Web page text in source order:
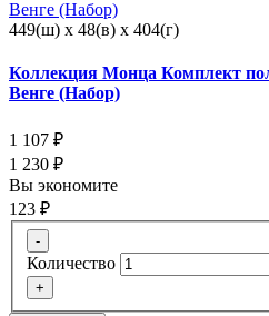
449(ш) x 48(в) x 404(г)
Коллекция Монца Комплект
Венге (Набор)
1 107 ₽
1 230 ₽
Вы экономите
123 ₽
-
Количество
+